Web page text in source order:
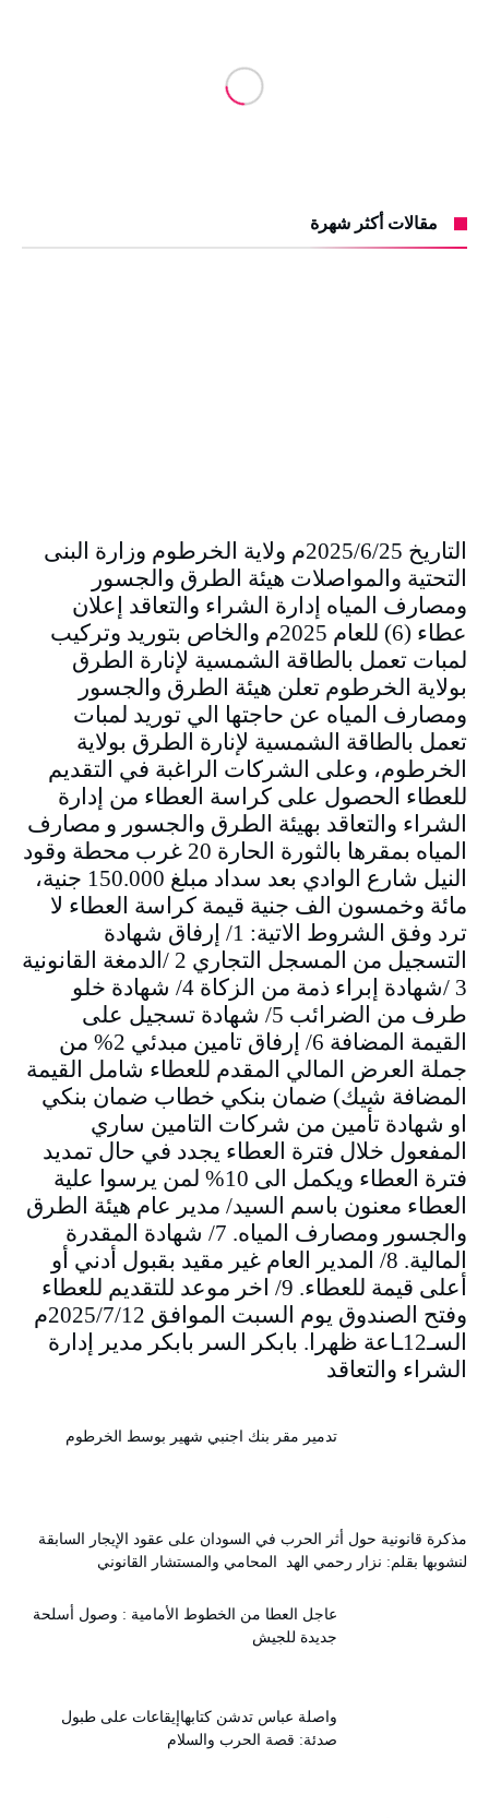
مقالات أكثر شهرة
التاريخ 2025/6/25م ولاية الخرطوم وزارة البنى
التحتية والمواصلات هيئة الطرق والجسور
ومصارف المياه إدارة الشراء والتعاقد إعلان
عطاء (6) للعام 2025م والخاص بتوريد وتركيب
لمبات تعمل بالطاقة الشمسية لإنارة الطرق
بولاية الخرطوم تعلن هيئة الطرق والجسور
ومصارف المياه عن حاجتها الي توريد لمبات
تعمل بالطاقة الشمسية لإنارة الطرق بولاية
الخرطوم، وعلى الشركات الراغبة في التقديم
للعطاء الحصول على كراسة العطاء من إدارة
الشراء والتعاقد بهيئة الطرق والجسور و مصارف
المياه بمقرها بالثورة الحارة 20 غرب محطة وقود
النيل شارع الوادي بعد سداد مبلغ 150.000 جنية،
مائة وخمسون الف جنية قيمة كراسة العطاء لا
ترد وفق الشروط الاتية: 1/ إرفاق شهادة
التسجيل من المسجل التجاري 2 /الدمغة القانونية
3 /شهادة إبراء ذمة من الزكاة 4/ شهادة خلو
طرف من الضرائب 5/ شهادة تسجيل على
القيمة المضافة 6/ إرفاق تامين مبدئي 2% من
جملة العرض المالي المقدم للعطاء شامل القيمة
المضافة شيك) ضمان بنكي خطاب ضمان بنكي
او شهادة تأمين من شركات التامين ساري
المفعول خلال فترة العطاء يجدد في حال تمديد
فترة العطاء ويكمل الى 10% لمن يرسوا علية
العطاء معنون باسم السيد/ مدير عام هيئة الطرق
والجسور ومصارف المياه. 7/ شهادة المقدرة
المالية. 8/ المدير العام غير مقيد بقبول أدني أو
أعلى قيمة للعطاء. 9/ اخر موعد للتقديم للعطاء
وفتح الصندوق يوم السبت الموافق 2025/7/12م
السـ12ـاعة ظهرا. بابكر السر بابكر مدير إدارة
الشراء والتعاقد
تدمير مقر بنك اجنبي شهير بوسط الخرطوم
مذكرة قانونية حول أثر الحرب في السودان على عقود الإيجار السابقة
لنشوبها بقلم: نزار رحمي الهد المحامي والمستشار القانوني
عاجل العطا من الخطوط الأمامية : وصول أسلحة
جديدة للجيش
واصلة عباس تدشن كتابهاإيقاعات على طبول
صدئة: قصة الحرب والسلام